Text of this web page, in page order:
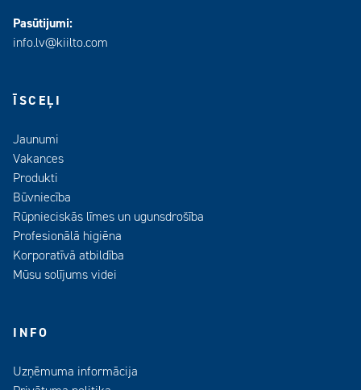
Pasūtijumi:
info.lv@kiilto.com
ĪSCEĻI
Jaunumi
Vakances
Produkti
Būvniecība
Rūpnieciskās līmes un ugunsdrošība
Profesionālā higiēna
Korporatīvā atbildība
Mūsu solījums videi
INFO
Uzņēmuma informācija